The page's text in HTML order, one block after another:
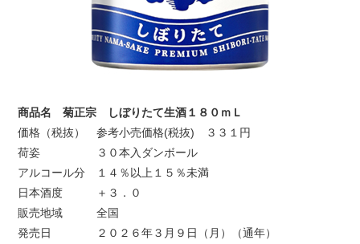
商品名 菊正宗 しぼりたて生酒１８０ｍＬ
価格（税抜） 参考小売価格(税抜) ３３１円
荷姿 ３０本入ダンボール
アルコール分 １４％以上１５％未満
日本酒度 ＋３．０
販売地域 全国
発売日 ２０２６年３月９日（月）（通年）